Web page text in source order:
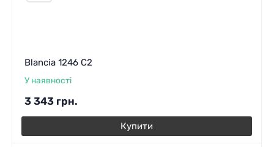
Blancia 1246 C2
У наявності
3 343 грн.
Купити